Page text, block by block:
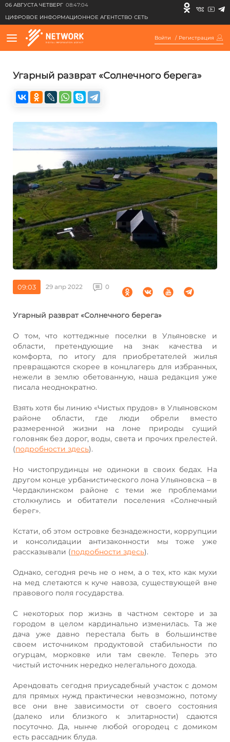
06 АВГУСТА ЧЕТВЕРГ 08:47:04
ЦИФРОВОЕ ИНФОРМАЦИОННОЕ АГЕНТСТВО СЕТЬ
Войти / Регистрация
Угарный разврат «Солнечного берега»
09:03 29 апр 2022 0
Угарный разврат «Солнечного берега»
О том, что коттеджные поселки в Ульяновске и
области, претендующие на знак качества и
комфорта, по итогу для приобретателей жилья
превращаются скорее в концлагерь для избранных,
нежели в землю обетованную, наша редакция уже
писала неоднократно.
Взять хотя бы линию «Чистых прудов» в Ульяновском
районе области, где люди обрели вместо
размеренной жизни на лоне природы сущий
головняк без дорог, воды, света и прочих прелестей.
(подробности здесь).
Но чистопрудинцы не одиноки в своих бедах. На
другом конце урбанистического лона Ульяновска – в
Чердаклинском районе с теми же проблемами
столкнулись и обитатели поселения «Солнечный
берег».
Кстати, об этом островке безнадежности, коррупции
и консолидации антизаконности мы тоже уже
рассказывали (подробности здесь).
Однако, сегодня речь не о нем, а о тех, кто как мухи
на мед слетаются к куче навоза, существующей вне
правового поля государства.
С некоторых пор жизнь в частном секторе и за
городом в целом кардинально изменилась. Та же
дача уже давно перестала быть в большинстве
своем источником продуктовой стабильности по
огурцам, морковке или там свекле. Теперь это
чистый источник нередко нелегального дохода.
Арендовать сегодня приусадебный участок с домом
для прямых нужд практически невозможно, потому
все они вне зависимости от своего состояния
(далеко или близкого к элитарности) сдаются
посуточно. Да, нынче любой огородец с домиком
есть рассадник блуда.